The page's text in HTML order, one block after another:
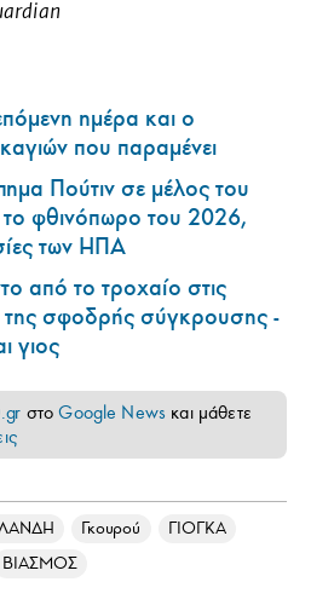
ημέρα και ο
που παραμένει
Πούτιν σε μέλος του
φθινόπωρο του 2026,
των ΗΠΑ
από το τροχαίο στις
της σφοδρής σύγκρουσης -
γιος
στοGoogle News και μάθετε
Γκουρού
ΓΙΟΓΚΑ
ΒΙΑΣΜΟΣ